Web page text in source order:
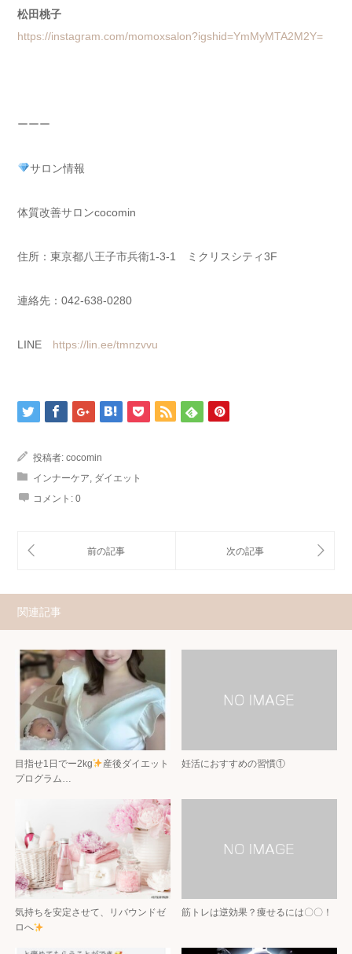
松田桃子
https://instagram.com/momoxsalon?igshid=YmMyMTA2M2Y=
ーーー
サロン情報
体質改善サロンcocomin
住所：東京都八王子市兵衛1-3-1 ミクリスシティ3F
連絡先：042-638-0280
LINE https://lin.ee/tmnzvvu
投稿者: cocomin
インナーケア ダイエット
コメント: 0
関連記事
目指せ1日でー2kg
産後ダイエット
プログラム…
妊活におすすめの習慣①
気持ちを安定させて、リバウンドゼ
ロへ
筋トレは逆効果？痩せるには〇〇！